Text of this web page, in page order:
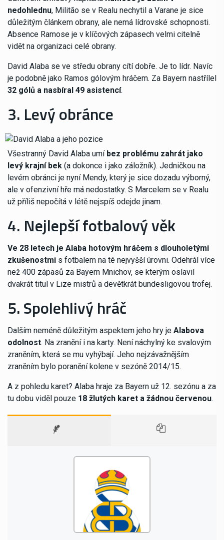
nedohlednu, Militão se v Realu nechytil a Varane je sice
důležitým článkem obrany, ale nemá lídrovské schopnosti.
Absence Ramose je v klíčových zápasech velmi citelně
vidět na organizaci celé obrany.
David Alaba se ve středu obrany cítí dobře. Je to lídr. Navíc
je podobně jako Ramos gólovým hráčem. Za Bayern nastřílel
32 gólů a nasbíral 49 asistencí.
3. Levý obránce
Všestranný David Alaba umí bez problému zahrát jako
levý krajní bek (a dokonce i jako záložník). Jedničkou na
levém obránci je nyní Mendy, který je sice dozadu výborný,
ale v ofenzivní hře má nedostatky. S Marcelem se v Realu
už příliš nepočítá v létě nejspíš odejde jinam.
4. Nejlepší fotbalový věk
Ve 28 letech je Alaba hotovým hráčem s dlouholetými
zkušenostmi s fotbalem na té nejvyšší úrovni. Odehrál více
než 400 zápasů za Bayern Mnichov, se kterým oslavil
dvakrát titul v Lize mistrů a devětkrát bundesligovou trofej.
5. Spolehlivý hráč
Dalším neméně důležitým aspektem jeho hry je Alabova
odolnost. Na zranění i na karty. Není náchylný ke svalovým
zraněním, která se mu vyhýbají. Jeho nejzávažnějším
zraněním bylo poranění kolene v sezóně 2014/15.
A z pohledu karet? Alaba hraje za Bayern už 12. sezónu a za
tu dobu viděl pouze 18 žlutých karet a žádnou červenou.